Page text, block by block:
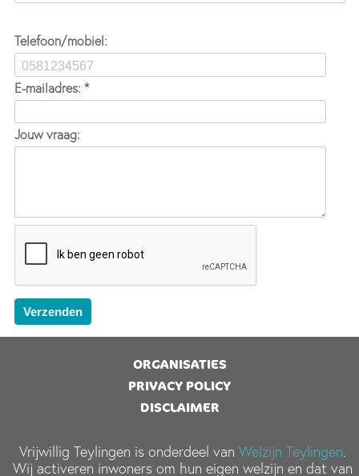
Telefoon/mobiel:
E-mailadres: *
Jouw vraag:
ORGANISATIES
PRIVACY POLICY
DISCLAIMER
Vrijwillig Teylingen is onderdeel vanWelzijn Teylingen.
Wij activeren inwoners om hun eigen welzijn en dat van